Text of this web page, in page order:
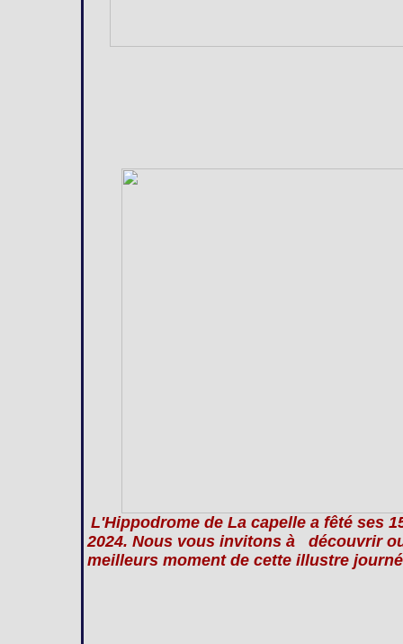
L'Hippodrome de La capelle a fêté ses
2024. Nous vous invitons à découvrir
meilleurs moment de cette illustre